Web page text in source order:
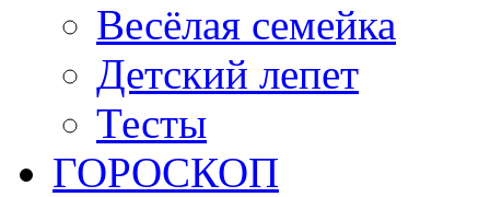
Весёлая семейка
Детский лепет
Тесты
ГОРОСКОП